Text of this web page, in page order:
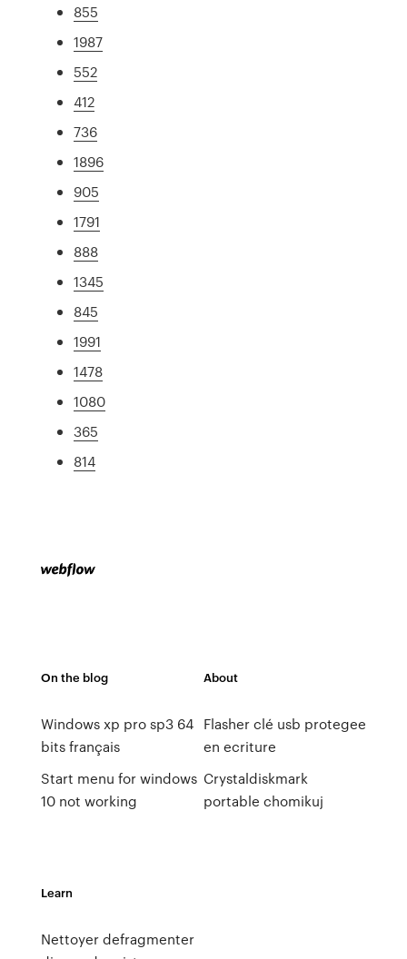
855
1987
552
412
736
1896
905
1791
888
1345
845
1991
1478
1080
365
814
On the blog
Windows xp pro sp3 64
bits français
Start menu for windows
10 not working
About
Flasher clé usb protegee
en ecriture
Crystaldiskmark
portable chomikuj
Learn
Nettoyer defragmenter